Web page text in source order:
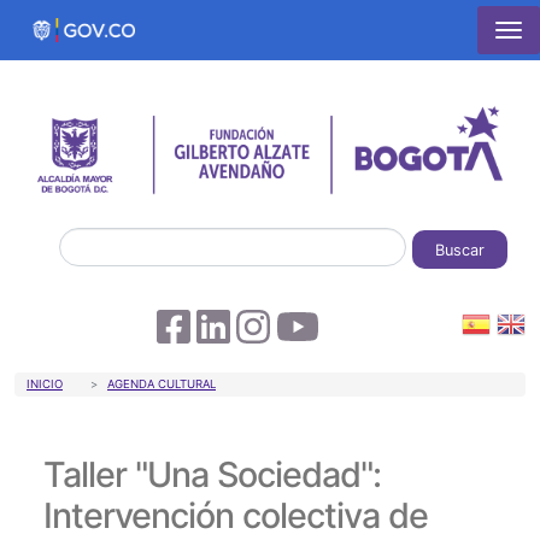
Pasar al contenido principal
Buscar
Sobrescribir enlaces de ayuda a la
INICIO AGENDA CULTURAL
Taller "Una Sociedad":
Intervención colectiva de